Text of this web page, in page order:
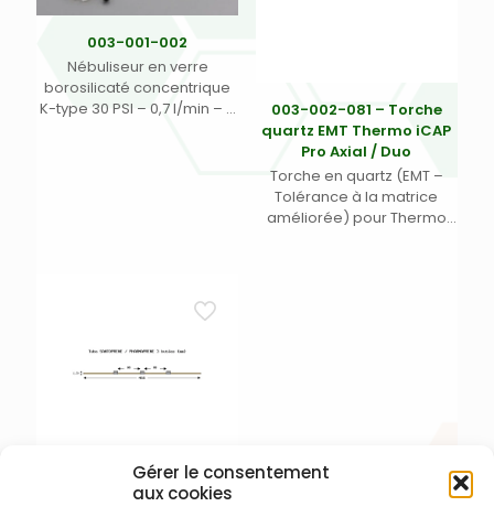
Gérer le consentement
aux cookies
003-001-002
Nébuliseur en verre
borosilicaté concentrique
K-type 30 PSI – 0,7 l/min – 3
003-002-081 – Torche
quartz EMT Thermo iCAP
Pro Axial / Duo
Torche en quartz (EMT –
Tolérance à la matrice
améliorée) pour Thermo
003-009-464 –